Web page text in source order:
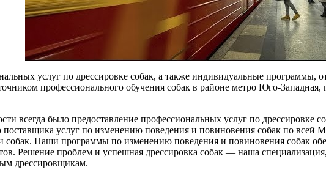
услуг по дрессировке собак, а также индивидуальные
профессионального обучения собак в районе метро Юго-
всегда было предоставление профессиональных услуг по
услуг по изменению поведения и повиновения собак по
собак. Наши программы по изменению поведения и повиновения собак
Решение проблем и успешная дрессировка собак — наша
дрессировщикам.